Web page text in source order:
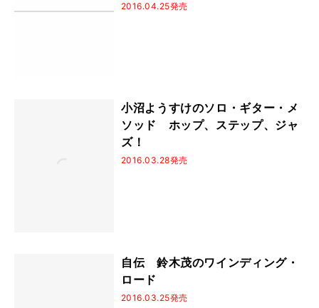
2016.04.25発売
小沼ようすけのソロ・ギター・メ
ソッド ホップ、ステップ、ジャ
ズ！
2016.03.28発売
自伝 鈴木茂のワインディング・
ロード
2016.03.25発売